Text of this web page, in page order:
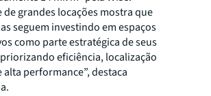
de grandes locações mostra que
seguem investindo em espaços
como parte estratégica de seus
eficiência, localização
alta performance”, destaca